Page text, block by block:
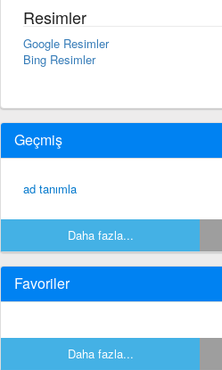
Resimler
Google Resimler
Bing Resimler
Geçmiş
ad tanımla
Daha fazla...
Favoriler
Daha fazla...